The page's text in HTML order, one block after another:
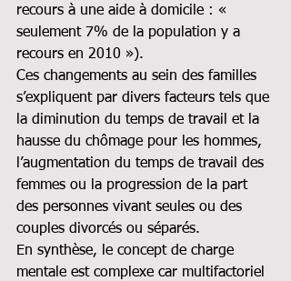
recours à une aide à domicile : «
seulement 7% de la population y a
recours en 2010 »).
Ces changements au sein des familles
s’expliquent par divers facteurs tels que
la diminution du temps de travail et la
hausse du chômage pour les hommes,
l’augmentation du temps de travail des
femmes ou la progression de la part
des personnes vivant seules ou des
couples divorcés ou séparés.
En synthèse, le concept de charge
mentale est complexe car multifactoriel